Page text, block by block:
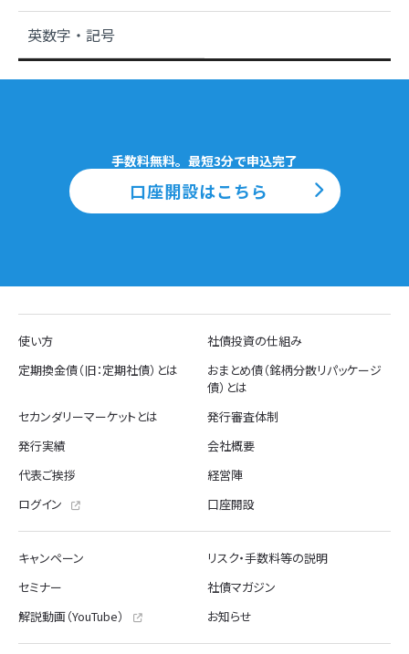
英数字・記号
手数料無料。最短3分で申込完了
口座開設はこちら
使い方
社債投資の仕組み
定期換金債（旧：定期社債）とは
おまとめ債（銘柄分散リパッケージ
債）とは
セカンダリーマーケットとは
発行審査体制
発行実績
会社概要
代表ご挨拶
経営陣
ログイン
口座開設
キャンペーン
リスク・手数料等の説明
セミナー
社債マガジン
解説動画（YouTube）
お知らせ